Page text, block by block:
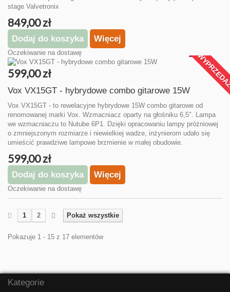
stage Valvetronix
849,00 zł
Dodaj do koszyka Więcej
Oczekiwanie na dostawę
599,00 zł
Vox VX15GT - hybrydowe combo gitarowe 15W
Vox VX15GT - to rewelacyjne hybrydowe 15W combo gitarowe od
renomowanej marki Vox. Wzmacniacz oparty na głośniku 6,5". Lampa
we wzmacniaczu to Nutube 6P1. Dzięki opracowaniu lampy próżniowej
o zmniejszonym rozmiarze i niewielkiej wadze, inżynierom udało się
umieścić prawdziwe lampowe brzmienie w małej obudowie.
599,00 zł
Dodaj do koszyka Więcej
Oczekiwanie na dostawę
Pokaż wszystkie
1 2
Pokazuje 1 - 15 z 17 elementów
Kategorie